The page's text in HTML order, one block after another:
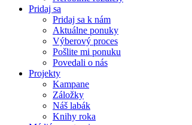
Pridaj sa
Pridaj sa k nám
Aktuálne ponuky
Výberový proces
Pošlite mi ponuku
Povedali o nás
Projekty
Kampane
Záložky
Náš labák
Knihy roka